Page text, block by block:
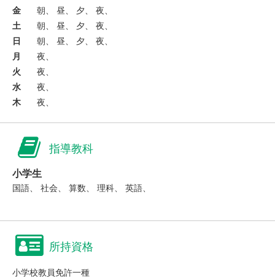
金
朝、 昼、 夕、 夜、
土
朝、 昼、 夕、 夜、
日
朝、 昼、 夕、 夜、
月
夜、
火
夜、
水
夜、
木
夜、
指導教科
小学生
国語、 社会、 算数、 理科、 英語、
所持資格
小学校教員免許一種